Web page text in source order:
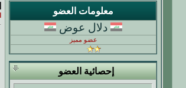
معلومات العضو
دلال عوض
عضو مميز
إحصائية العضو